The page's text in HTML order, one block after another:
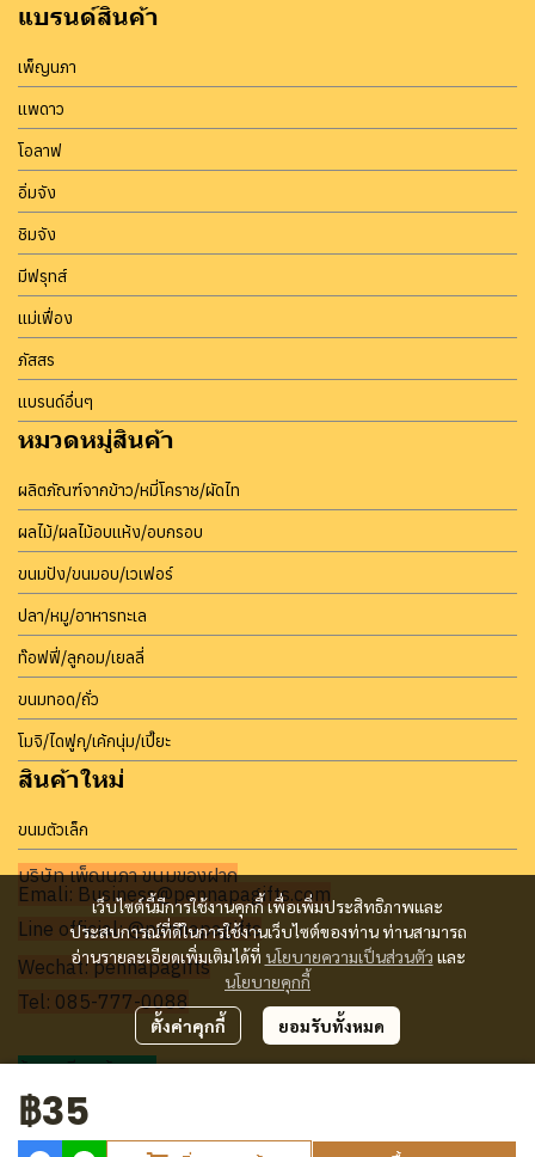
฿35
เว็บไซต์นี้มีการใช้งานคุกกี้ เพื่อเพิ่มประสิทธิภาพและ
ประสบการณ์ที่ดีในการใช้งานเว็บไซต์ของท่าน ท่านสามารถ
อ่านรายละเอียดเพิ่มเติมได้ที่ นโยบายความเป็นส่วนตัว และ
นโยบายคุกกี้
ตั้งค่าคุกกี้ ยอมรับทั้งหมด
แบรนด์สินค้า
เพ็ญนภา
แพดาว
โอลาฟ
อิ่มจัง
ชิมจัง
มีฟรุทส์
แม่เฟื่อง
ภัสสร
แบรนด์อื่นๆ
หมวดหมู่สินค้า
ผลิตภัณฑ์จากข้าว/หมี่โคราช/ผัดไท
ผลไม้/ผลไม้อบแห้ง/อบกรอบ
ขนมปัง/ขนมอบ/เวเฟอร์
ปลา/หมู/อาหารทะเล
ท๊อฟฟี่/ลูกอม/เยลลี่
ขนมทอด/ถั่ว
โมจิ/ไดฟูกุ/เค้กนุ่ม/เปี๊ยะ
สินค้าใหม่
ขนมตัวเล็ก
บริษัท เพ็ญนภา ขนมของฝาก
Emali: Business@pennapagifts.com
Line official: @pennapagifts
Wechat: pennapagifts
Tel: 085-777-0088
ร้านทุเรียนบ้านมด
Facebook:
บ้านมด ทุเรียน ขนมของฝาก